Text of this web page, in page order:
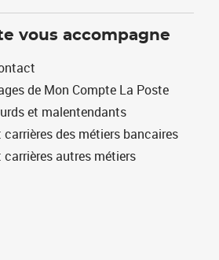
vous accompagne
de Mon Compte La Poste
et malentendants
carrières des métiers bancaires
carrières autres métiers